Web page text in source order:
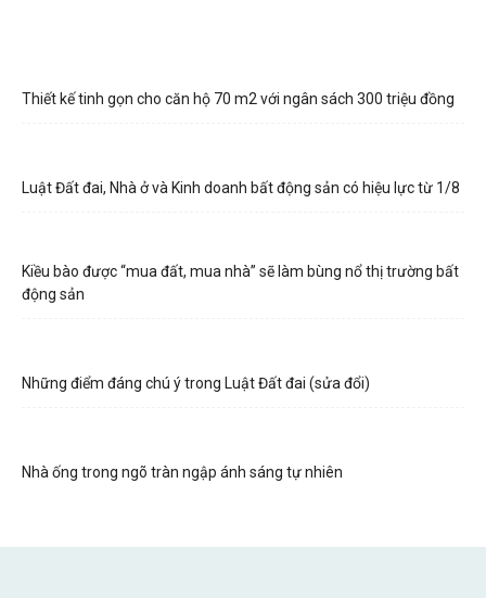
Thiết kế tinh gọn cho căn hộ 70 m2 với ngân sách 300 triệu đồng
Luật Đất đai, Nhà ở và Kinh doanh bất động sản có hiệu lực từ 1/8
Kiều bào được “mua đất, mua nhà” sẽ làm bùng nổ thị trường bất
động sản
Những điểm đáng chú ý trong Luật Đất đai (sửa đổi)
Nhà ống trong ngõ tràn ngập ánh sáng tự nhiên